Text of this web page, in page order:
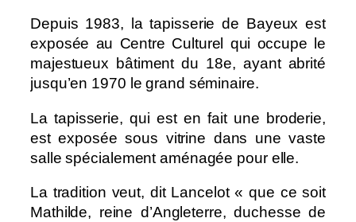
Depuis 1983, la tapisserie de Bayeux est
exposée au Centre Culturel qui occupe le
majestueux bâtiment du 18e, ayant abrité
jusqu’en 1970 le grand séminaire.
La tapisserie, qui est en fait une broderie,
est exposée sous vitrine dans une vaste
salle spécialement aménagée pour elle.
La tradition veut, dit Lancelot « que ce soit
Mathilde, reine d’Angleterre, duchesse de